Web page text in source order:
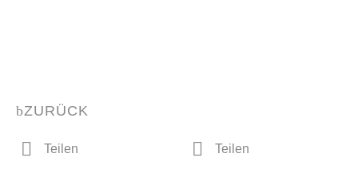
ZURÜCK
Teilen Teilen